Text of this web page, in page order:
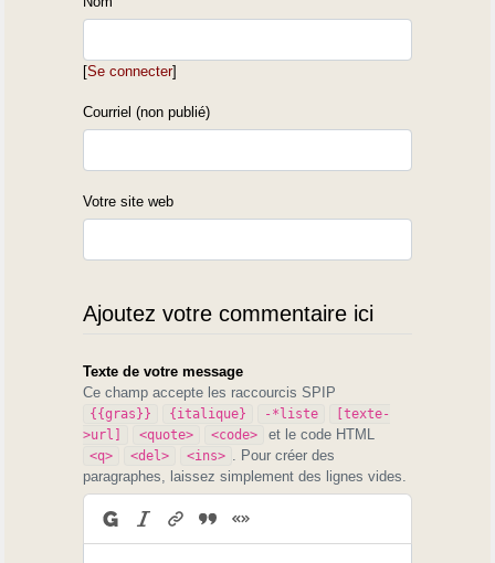
[Se connecter]
Courriel (non publié)
Votre site web
Ajoutez votre commentaire ici
Texte de votre message
Ce champ accepte les raccourcis SPIP
{{gras}} {italique} -*liste
[texte-
>url]
<quote> <code> et le code HTML
<q> <del> <ins> . Pour créer des
paragraphes, laissez simplement des lignes vides.